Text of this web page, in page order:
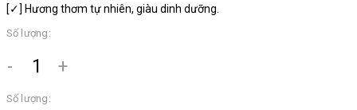
[✓] Hương thơm tự nhiên, giàu dinh dưỡng.
Số lượng:
- +
Số lượng: